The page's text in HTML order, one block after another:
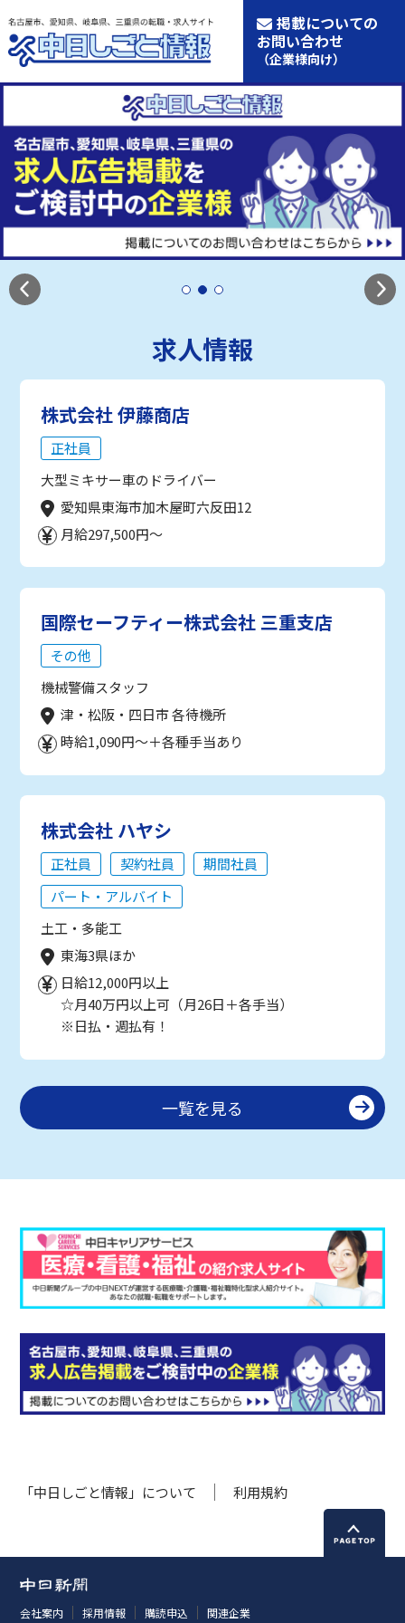
掲載についての
お問い合わせ
（企業様向け）
求人情報
株式会社 伊藤商店
正社員
大型ミキサー車のドライバー
愛知県東海市加木屋町六反田12
月給297,500円～
国際セーフティー株式会社 三重支店
その他
機械警備スタッフ
津・松阪・四日市 各待機所
時給1,090円～＋各種手当あり
株式会社 ハヤシ
正社員 契約社員
期間社員
パート・アルバイト
土工・多能工
東海3県ほか
日給12,000円以上
☆月40万円以上可（月26日＋各手当）
※日払・週払有！
一覧を見る
「中日しごと情報」について 利用規約
会社案内 採用情報 購読申込 関連企業